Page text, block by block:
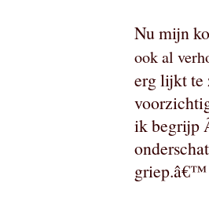
Nu mijn
ook al
erg lijkt te
ik begrijp
griep.â€™